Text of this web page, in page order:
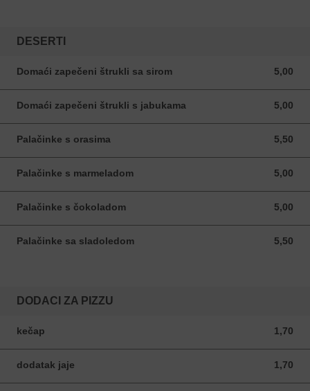
DESERTI
Domaći zapečeni štrukli sa sirom 5,00
5,00 EUR
Domaći zapečeni štrukli s jabukama 5,00
5,00 EUR
Palačinke s orasima 5,50
5,50 EUR
Palačinke s marmeladom 5,00
5,00 EUR
Palačinke s čokoladom 5,00
5,00 EUR
Palačinke sa sladoledom 5,50
5,50 EUR
DODACI ZA PIZZU
kečap 1,70
1,70 EUR
dodatak jaje 1,70
1,70 EUR